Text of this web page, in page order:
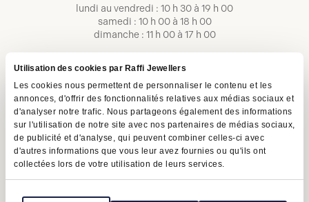
Utilisation des cookies par Raffi Jewellers
Les cookies nous permettent de personnaliser le contenu et les
annonces, d'offrir des fonctionnalités relatives aux médias sociaux et
d'analyser notre trafic. Nous partageons également des informations
sur l'utilisation de notre site avec nos partenaires de médias sociaux,
de publicité et d'analyse, qui peuvent combiner celles-ci avec
d'autres informations que vous leur avez fournies ou qu'ils ont
collectées lors de votre utilisation de leurs services.
lundi au vendredi : 10 h 30 à 19 h 00
samedi : 10 h 00 à 18 h 00
dimanche : 11 h 00 à 17 h 00
Conditions d'utilisation Politique de confidentialité LAPHO